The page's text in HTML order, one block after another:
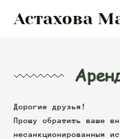
Астахова
Дорогие друзья!
Прошу обратить ваше
несанкционированным